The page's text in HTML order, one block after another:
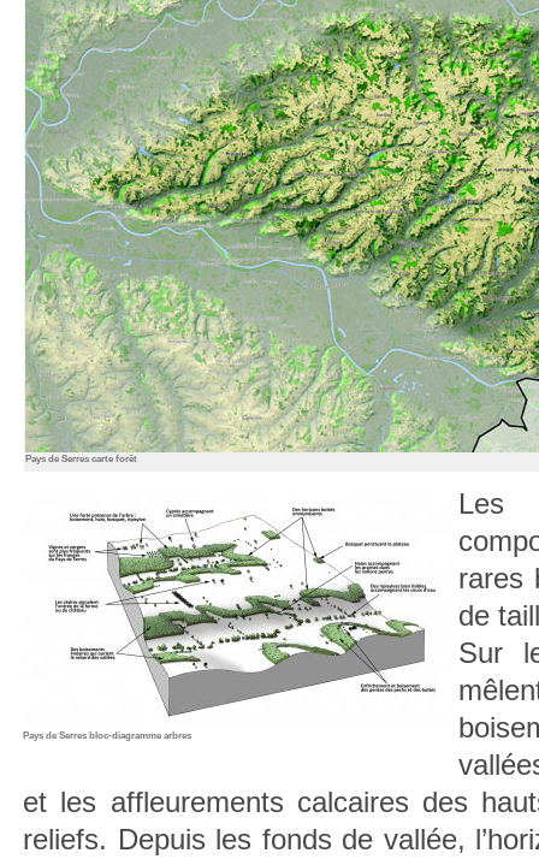
Pays de Serres carte forêt
Pays de Serres bloc-diagramme arbres
Les
rares
de
Sur
et les affleurements calcaires des
reliefs. Depuis les fonds de vallée,